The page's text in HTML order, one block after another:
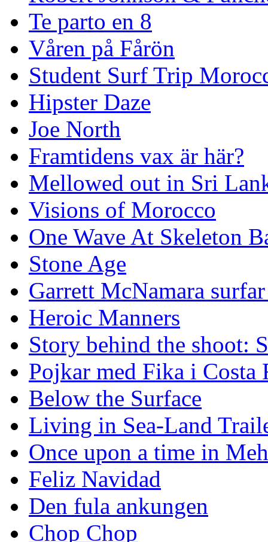
Te parto en 8
Våren på Fårön
Student Surf Trip
Hipster Daze
Joe North
Framtidens vax är här?
Mellowed out in Sri
Visions of Morocco
One Wave At Skeleton
Stone Age
Garrett McNamara
Heroic Manners
Story behind the shoot:
Pojkar med Fika i Costa
Below the Surface
Living in Sea-Land
Once upon a time in
Feliz Navidad
Den fula ankungen
Chop Chop